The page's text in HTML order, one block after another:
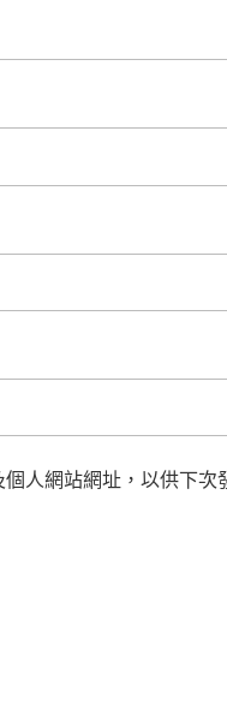
人網站網址，以供下次